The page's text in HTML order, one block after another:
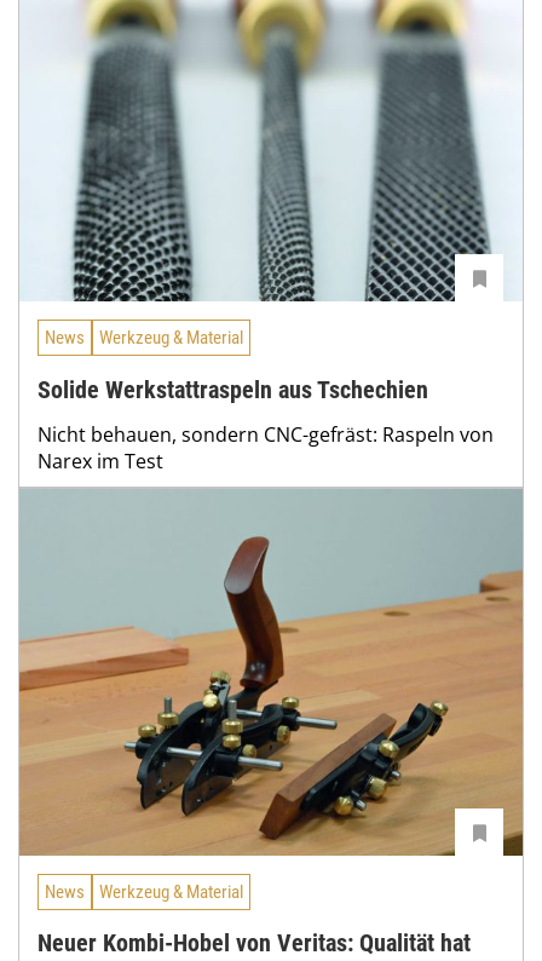
News Werkzeug & Material
Solide Werkstattraspeln aus Tschechien
Nicht behauen, sondern CNC-gefräst: Raspeln von
Narex im Test
News Werkzeug & Material
Neuer Kombi-Hobel von Veritas: Qualität hat